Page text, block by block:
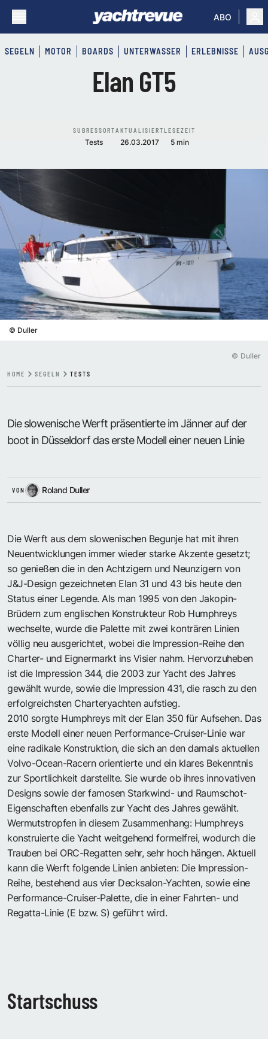
ABO
SEGELN MOTOR BOARDS UNTERWASSER ERLEBNISSE
Elan GT5
SUBRESSORT
Tests
AKTUALISIERT
26.03.2017
LESEZEIT
5 min
© Duller
© Duller
HOME SEGELN TESTS
Die slowenische Werft präsentierte im Jänner auf der
boot in Düsseldorf das erste Modell einer neuen Linie
VON Roland Duller
Die Werft aus dem slowenischen Begunje hat mit ihren
Neuentwicklungen immer wieder starke Akzente gesetzt;
so genießen die in den Achtzigern und Neunzigern von
J&J-Design gezeichneten Elan 31 und 43 bis heute den
Status einer Legende. Als man 1995 von den Jakopin-
Brüdern zum englischen Konstrukteur Rob Humphreys
wechselte, wurde die Palette mit zwei konträren Linien
völlig neu ausgerichtet, wobei die Impression-Reihe den
Charter- und Eignermarkt ins Visier nahm. Hervorzuheben
ist die Impression 344, die 2003 zur Yacht des Jahres
gewählt wurde, sowie die Impression 431, die rasch zu den
erfolgreichsten Charteryachten aufstieg.
2010 sorgte Humphreys mit der Elan 350 für Aufsehen. Das
erste Modell einer neuen Performance-Cruiser-Linie war
eine radikale Konstruktion, die sich an den damals aktuellen
Volvo-Ocean-Racern orientierte und ein klares Bekenntnis
zur Sportlichkeit darstellte. Sie wurde ob ihres innovativen
Designs sowie der famosen Starkwind- und Raumschot-
Eigenschaften ebenfalls zur Yacht des Jahres gewählt.
Wermutstropfen in diesem Zusammenhang: Humphreys
konstruierte die Yacht weitgehend formelfrei, wodurch die
Trauben bei ORC-Regatten sehr, sehr hoch hängen. Aktuell
kann die Werft folgende Linien anbieten: Die Impression-
Reihe, bestehend aus vier Decksalon-Yachten, sowie eine
Performance-Cruiser-Palette, die in einer Fahrten- und
Regatta-Linie (E bzw. S) geführt wird.
Startschuss